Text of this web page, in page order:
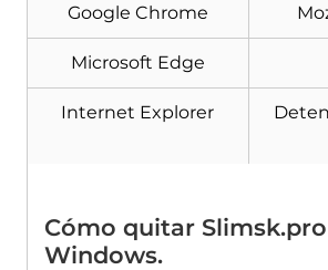
Google Chrome
Microsoft Edge
Internet Explorer
Cómo quitar
Windows.